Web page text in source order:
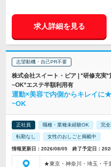
求人詳細を見る
志望動機・自己PR不要
株式会社スイート・ピア | *研修充実
~OK*エステ半額利用有
運動×美容で内側からキレイに
~OK
正社員 職種・業種未経験OK 完
転勤なし 女性のおしごと掲載中
情報更新日：2026/08/05 終了予定日：
★東京・神奈川・埼玉・